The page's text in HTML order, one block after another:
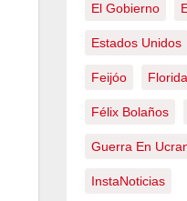
El Gobierno
Estados Unidos
Feijóo Florida
Félix Bolaños
Guerra En
InstaNoticias